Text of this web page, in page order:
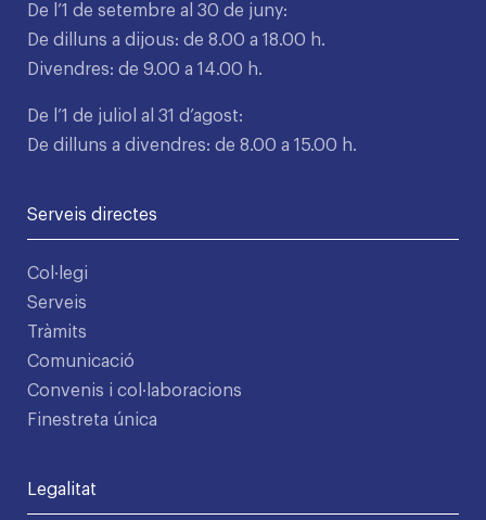
De l’1 de setembre al 30 de juny:
De dilluns a dijous: de 8.00 a 18.00 h.
Divendres: de 9.00 a 14.00 h.
De l’1 de juliol al 31 d’agost:
De dilluns a divendres: de 8.00 a 15.00 h.
Serveis directes
Col·legi
Serveis
Tràmits
Comunicació
Convenis i col·laboracions
Finestreta única
Legalitat